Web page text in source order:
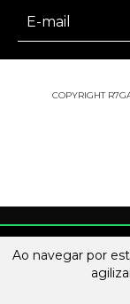
Ao navegar por
COPYRIGHT